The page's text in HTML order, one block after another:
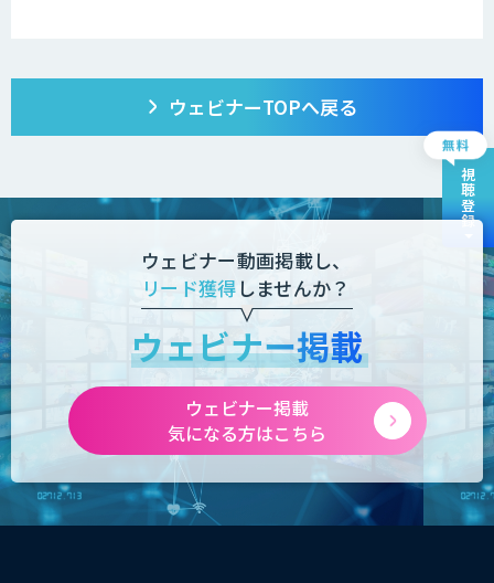
ウェビナーTOPへ戻る
視聴登録
ウェビナー動画掲載し、
リード獲得 しませんか？
ウェビナー掲載
ウェビナー掲載
気になる方はこちら